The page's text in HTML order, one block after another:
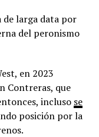
de larga data por
del peronismo
en 2023
Contreras, que
incluso se
posición por la